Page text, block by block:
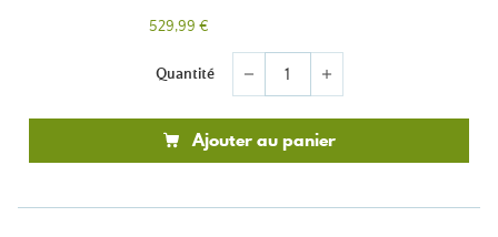
529,99 €
Quantité remove add
Ajouter au panier